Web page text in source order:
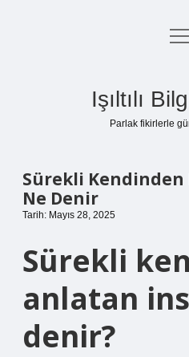
Yasal
Işıltılı
Parlak fikirlerle
Sürekli Kendinden
Ne Denir
Tarih: Mayıs 28, 2025
Sürekli
anlatan
denir?